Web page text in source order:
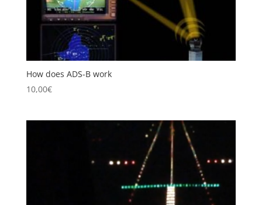
How does ADS-B work
10,00€